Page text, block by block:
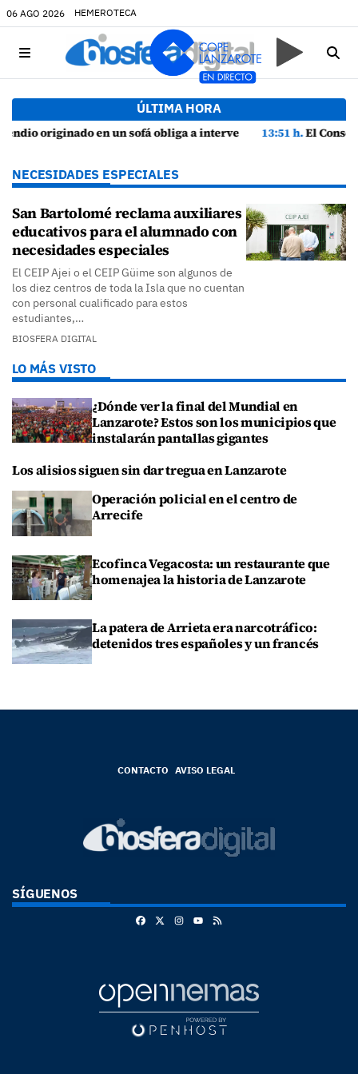
06 AGO 2026 HEMEROTECA
ÚLTIMA HORA
a intervenir en una vivienda de Playa Honda
13:51 h.El Consorcio de Seguridad y Emergencias de Lanzarote
NECESIDADES ESPECIALES
San Bartolomé reclama auxiliares
educativos para el alumnado con
necesidades especiales
El CEIP Ajei o el CEIP Güime son algunos de
los diez centros de toda la Isla que no cuentan
con personal cualificado para estos
estudiantes,…
BIOSFERA DIGITAL
LO MÁS VISTO
¿Dónde ver la final del Mundial en
Lanzarote? Estos son los municipios que
instalarán pantallas gigantes
Los alisios siguen sin dar tregua en Lanzarote
Operación policial en el centro de
Arrecife
Ecofinca Vegacosta: un restaurante que
homenajea la historia de Lanzarote
La patera de Arrieta era narcotráfico:
detenidos tres españoles y un francés
CONTACTO AVISO LEGAL
SÍGUENOS
FacebookInstagram